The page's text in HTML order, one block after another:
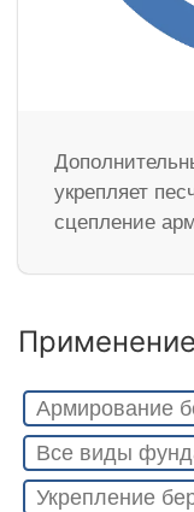
укрепляет
сцепление
Применение
Армирование
Все виды
Укрепление